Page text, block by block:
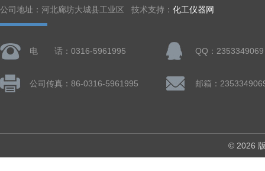
公司地址：河北廊坊大城县工业区 技术支持： 化工仪器网
电 话：0316-5961995 QQ：2353349069
公司传真：86-0316-5961995 邮箱：
© 2026